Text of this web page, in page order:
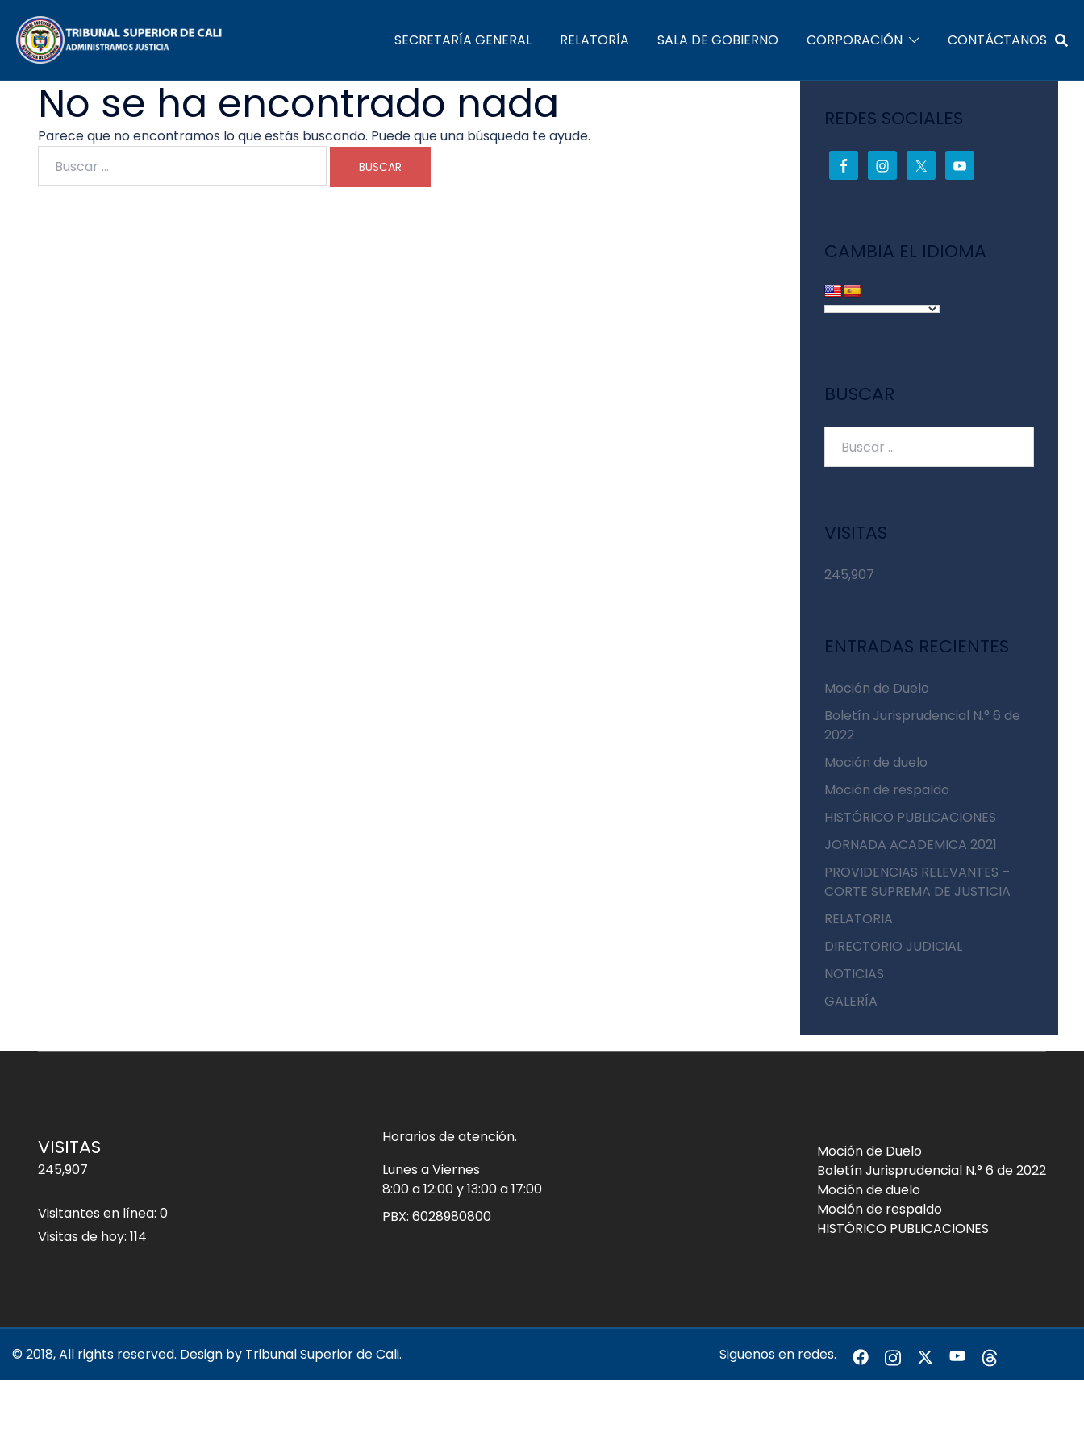
contenido
SECRETARÍA GENERAL RELATORÍA SALA DE GOBIERNO CORPORACIÓN CONTÁCTANOS
No se ha encontrado nada
Parece que no encontramos lo que estás buscando. Puede que una búsqueda te ayude.
REDES SOCIALES
CAMBIA EL IDIOMA
BUSCAR
VISITAS
245,907
ENTRADAS RECIENTES
Moción de Duelo
Boletín Jurisprudencial N.° 6 de
2022
Moción de duelo
Moción de respaldo
HISTÓRICO PUBLICACIONES
JORNADA ACADEMICA 2021
PROVIDENCIAS RELEVANTES –
CORTE SUPREMA DE JUSTICIA
RELATORIA
DIRECTORIO JUDICIAL
NOTICIAS
GALERÍA
VISITAS
245,907
Visitantes en línea: 0
Visitas de hoy: 114
Horarios de atención.
Lunes a Viernes
8:00 a 12:00 y 13:00 a 17:00
PBX: 6028980800
Moción de Duelo
Boletín Jurisprudencial N.° 6 de 2022
Moción de duelo
Moción de respaldo
HISTÓRICO PUBLICACIONES
© 2018, All rights reserved. Design by Tribunal Superior de Cali. Siguenos en redes.